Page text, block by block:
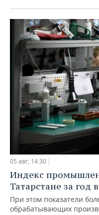
05 авг, 14:30
Индекс
Татарстане за год
При этом показатели
обрабатывающих